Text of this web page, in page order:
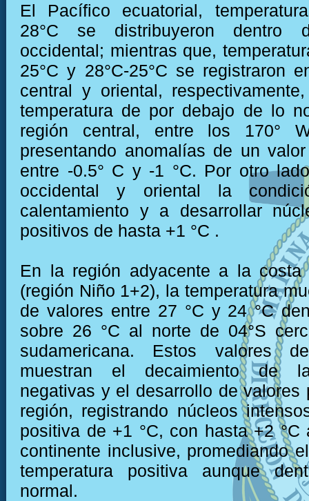
El Pacífico ecuatorial,
28°C se distribuyeron dentro
occidental; mientras que,
25°C y 28°C-25°C se registraron
central y oriental,
temperatura de por debajo de lo
región central, entre los 170°
presentando anomalías de un
entre -0.5° C y -1 °C. Por otro
occidental y oriental la
calentamiento y a desarrollar
positivos de hasta +1 °C .
En la región adyacente a la costa
(región Niño 1+2), la temperatura
de valores entre 27 °C y 24 °C
sobre 26 °C al norte de 04°S
sudamericana. Estos valores
muestran el decaimiento de
negativas y el desarrollo de valores
región, registrando núcleos
positiva de +1 °C, con hasta +2
continente inclusive, promediando
temperatura positiva aunque
normal.